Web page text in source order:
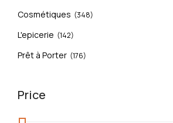
Cosmétiques (348)
L'epicerie (142)
Prêt à Porter (176)
Price